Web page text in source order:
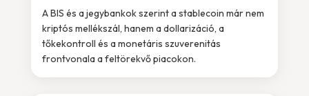
A BIS és a jegybankok szerint a stablecoin már nem
kriptós mellékszál, hanem a dollarizáció, a
tőkekontroll és a monetáris szuverenitás
frontvonala a feltörekvő piacokon.